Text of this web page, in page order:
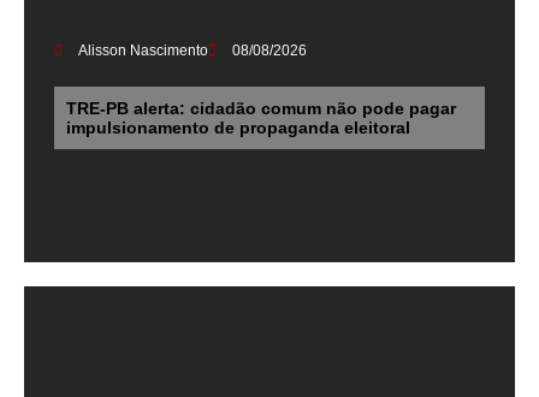
Alisson Nascimento 08/08/2026
TRE-PB alerta: cidadão comum não pode pagar
impulsionamento de propaganda eleitoral